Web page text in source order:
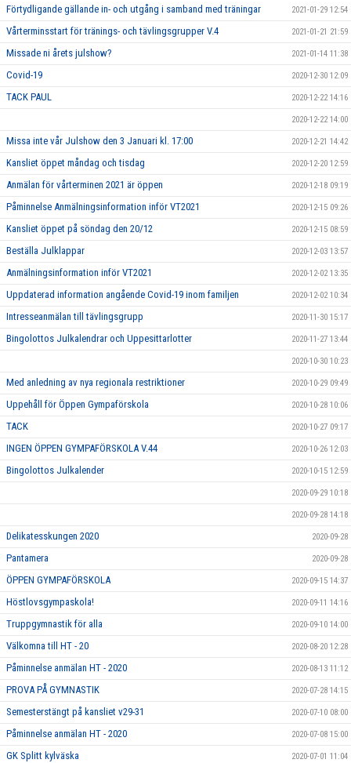
Förtydligande gällande in- och utgång i samband med träningar 2021-01-29 12:54
Vårterminsstart för tränings- och tävlingsgrupper V.4 2021-01-21 21:59
Missade ni årets julshow? 2021-01-14 11:38
Covid-19 2020-12-30 12:09
TACK PAUL 2020-12-22 14:16
2020-12-22 14:00
Missa inte vår Julshow den 3 Januari kl. 17:00 2020-12-21 14:42
Kansliet öppet måndag och tisdag 2020-12-20 12:59
Anmälan för vårterminen 2021 är öppen 2020-12-18 09:19
Påminnelse Anmälningsinformation inför VT2021 2020-12-15 09:26
Kansliet öppet på söndag den 20/12 2020-12-15 08:59
Beställa Julklappar 2020-12-03 13:57
Anmälningsinformation inför VT2021 2020-12-02 13:35
Uppdaterad information angående Covid-19 inom familjen 2020-12-02 10:34
Intresseanmälan till tävlingsgrupp 2020-11-30 15:17
Bingolottos Julkalendrar och Uppesittarlotter 2020-11-27 13:44
2020-10-30 10:23
Med anledning av nya regionala restriktioner 2020-10-29 09:49
Uppehåll för Öppen Gympaförskola 2020-10-28 10:06
TACK 2020-10-27 09:17
INGEN ÖPPEN GYMPAFÖRSKOLA V.44 2020-10-26 12:03
Bingolottos Julkalender 2020-10-15 12:59
2020-09-29 10:18
2020-09-28 14:18
Delikatesskungen 2020 2020-09-28
Pantamera 2020-09-28
ÖPPEN GYMPAFÖRSKOLA 2020-09-15 14:37
Höstlovsgympaskola! 2020-09-11 14:16
Truppgymnastik för alla 2020-09-10 14:00
Välkomna till HT - 20 2020-08-20 12:28
Påminnelse anmälan HT - 2020 2020-08-13 11:12
PROVA PÅ GYMNASTIK 2020-07-28 14:15
Semesterstängt på kansliet v29-31 2020-07-10 08:00
Påminnelse anmälan HT - 2020 2020-07-08 15:00
GK Splitt kylväska 2020-07-01 11:04